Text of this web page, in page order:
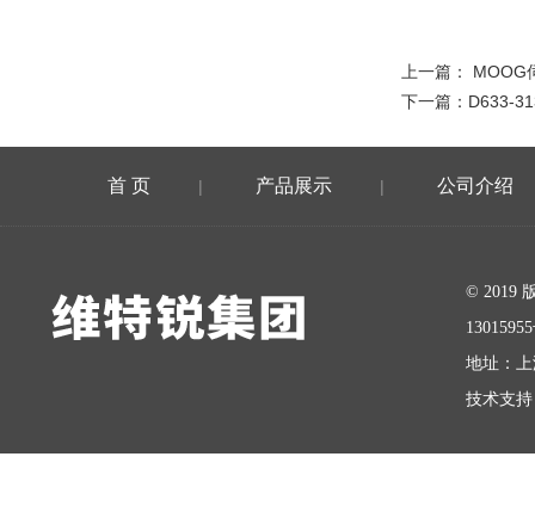
上一篇： MOOG
下一篇： D633-
首 页 | 产品展示 | 公司介绍
© 2019
地址：
技术支